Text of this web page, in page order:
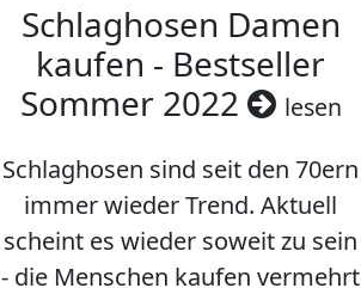
Schlaghosen Damen
kaufen - Bestseller
Sommer 2022
lesen
Schlaghosen sind seit den 70ern
immer wieder Trend. Aktuell
scheint es wieder soweit zu sein
- die Menschen kaufen vermehrt